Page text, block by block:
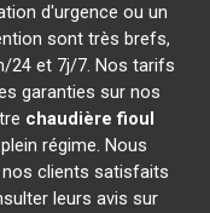
d'urgence ou un
sont très brefs,
24 et 7j/7. Nos tarifs
garanties sur nos
chaudière fioul
régime. Nous
clients satisfaits
leurs avis sur